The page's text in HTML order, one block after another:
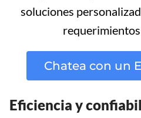
soluciones
Chatea con un
Eficiencia y